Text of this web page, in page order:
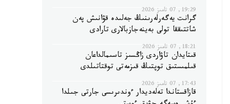
19:29, 07 تامىز 2026
گرانت يەگەرلەرىنىڭ جەلىدە قۋانىش پەن
شاتتىققا تولى بەينەجازبالارى تارادى
18:21, 07 تامىز 2026
قىتايدان تاۋاردى زاڭسىز تاسىمالداعان
قىلمىستىق توپتىڭ قىزمەتى توقتاتىلدى
17:43, 07 تامىز 2026
قازاقستاندا تەلەديدار ءوندىرىسى جارتى جىلدا